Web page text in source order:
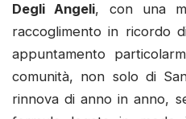
Degli Angeli, con una
raccoglimento in ricordo
appuntamento
comunità, non solo di
rinnova di anno in anno,